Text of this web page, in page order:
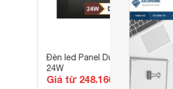
Đèn led Panel Duhal SDGC524
24W
Giá từ 248.160 đ